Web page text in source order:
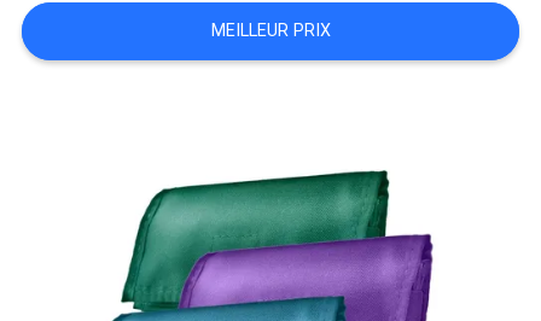
PLAN
MEILLEUR PRIX